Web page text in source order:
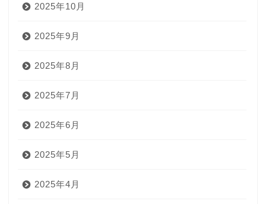
2025年10月
2025年9月
2025年8月
2025年7月
2025年6月
2025年5月
2025年4月